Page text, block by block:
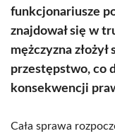
funkcjonariusze
znajdował się w
mężczyzna
przestępstwo, co
konsekwencji
Cała sprawa